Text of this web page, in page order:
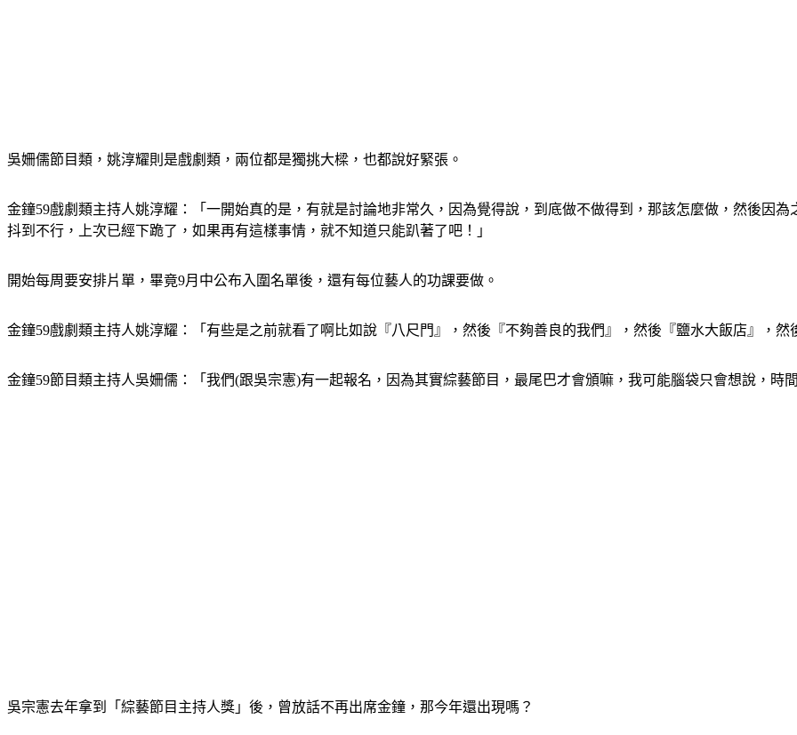
吳姍儒節目類，姚淳耀則是戲劇類，兩位都是獨挑大樑，也都說好緊張。
金鐘59戲劇類主持人姚淳耀：「一開始真的是，有就是討論地非常久，因為覺得說，到底做不做得到，那該怎麼做，然後因
抖到不行，上次已經下跪了，如果再有這樣事情，就不知道只能趴著了吧！」
開始每周要安排片單，畢竟9月中公布入圍名單後，還有每位藝人的功課要做。
金鐘59戲劇類主持人姚淳耀：「有些是之前就看了啊比如說『八尺門』，然後『不夠善良的我們』，然後『鹽水大飯店』，然
金鐘59節目類主持人吳姍儒：「我們(跟吳宗憲)有一起報名，因為其實綜藝節目，最尾巴才會頒嘛，我可能腦袋只會想說，時
吳宗憲去年拿到「綜藝節目主持人獎」後，曾放話不再出席金鐘，那今年還出現嗎？